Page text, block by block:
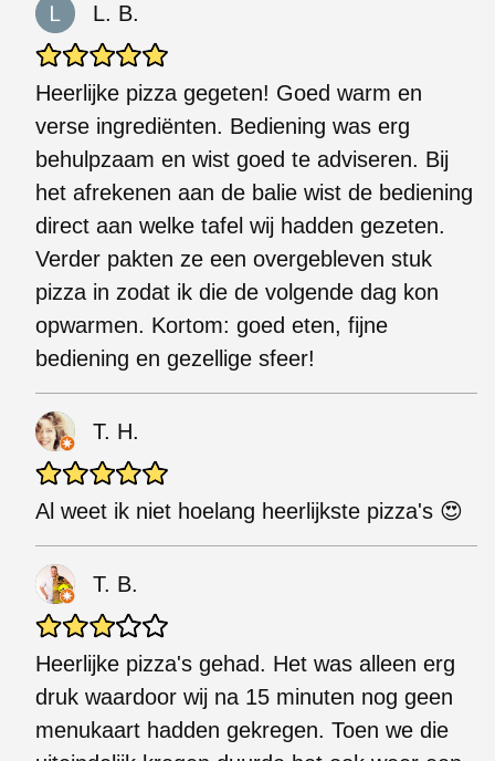
L. B.
Heerlijke pizza gegeten! Goed warm en
verse ingrediënten. Bediening was erg
behulpzaam en wist goed te adviseren. Bij
het afrekenen aan de balie wist de bediening
direct aan welke tafel wij hadden gezeten.
Verder pakten ze een overgebleven stuk
pizza in zodat ik die de volgende dag kon
opwarmen. Kortom: goed eten, fijne
bediening en gezellige sfeer!
T. H.
Al weet ik niet hoelang heerlijkste pizza's 😍
T. B.
Heerlijke pizza's gehad. Het was alleen erg
druk waardoor wij na 15 minuten nog geen
menukaart hadden gekregen. Toen we die